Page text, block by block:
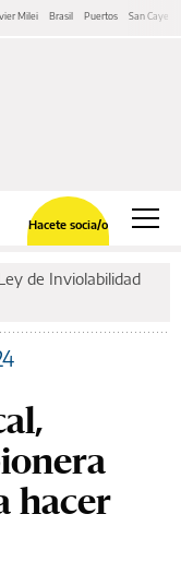
Milei Brasil Puertos San
Hacete socia/o
de Inviolabilidad
hacer